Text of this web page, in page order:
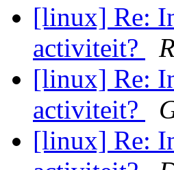
[linux] Re:
activiteit?
[linux] Re:
activiteit?
[linux] Re: